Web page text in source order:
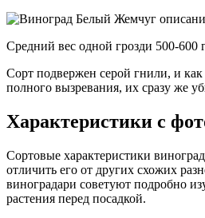
Средний вес одной грозди 500-600
Сорт подвержен серой гнили, и как
полного вызревания, их сразу же
Характеристики с
Сортовые характеристики
отличить его от других схожих
виноградари советуют подробно
растения перед посадкой.